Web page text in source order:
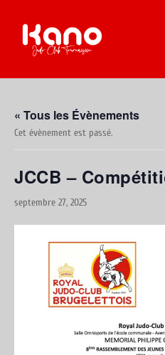
« Tous les Évènements
Cet évènement est passé.
JCCB –
septembre 27, 2025